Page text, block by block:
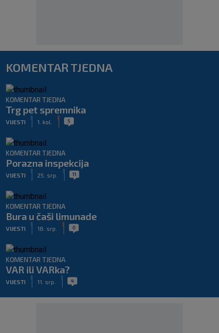
KOMENTAR TJEDNA
KOMENTAR TJEDNA
Trg pet spremnika
VIJESTI 1. kol. 5
KOMENTAR TJEDNA
Porazna inspekcija
VIJESTI 25. srp. 11
KOMENTAR TJEDNA
Bura u čaši limunade
VIJESTI 18. srp. 0
KOMENTAR TJEDNA
VAR ili VARka?
VIJESTI 11. srp. 4